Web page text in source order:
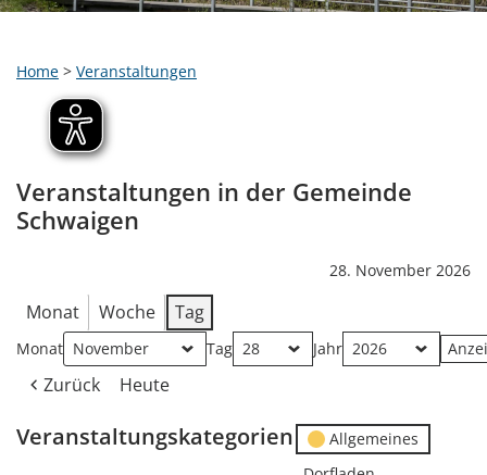
Home > Veranstaltungen
Veranstaltungen in der Gemeinde
Schwaigen
28. November 2026
Monat Woche Tag
Monat Tag Jahr
Zurück Heute
Veranstaltungskategorien
Allgemeines